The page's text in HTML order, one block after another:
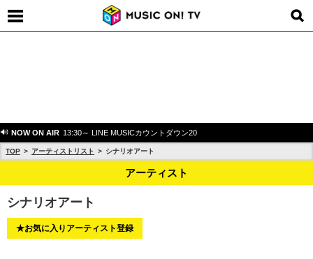
NOW ON AIR 13:30～ LINE MUSICカウントダウン20
TOP アーティストリスト シナリオアート
アーティスト
シナリオアート
★お気に入りアーティスト登録